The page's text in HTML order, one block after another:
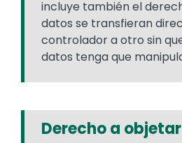
incluye también el
datos se transfieran
controlador a otro sin
datos tenga que
Derecho a objetar